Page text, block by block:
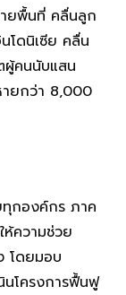
ายพื้นที่ คลื่นลูก
โดนิเซีย คลื่น
ผู้คนนับแสน
ายกว่า 8,000
กองค์กร ภาค
ห้ความช่วย
โดยมอบ
นโครงการฟื้นฟู